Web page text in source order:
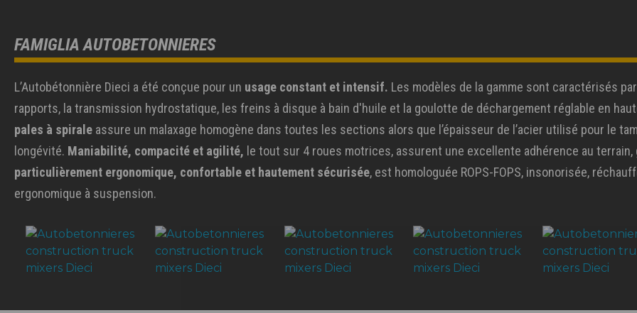
FAMIGLIA AUTOBETONNIERES
L’Autobétonnière Dieci a été conçue pour un usage constant et intensif. Les modèles de la gamme sont caractérisés
rapports, la transmission hydrostatique, les freins à disque à bain d'huile et la goulotte de déchargement réglable en
pales à spirale assure un malaxage homogène dans toutes les sections alors que l’épaisseur de l’acier utilisé pour le
longévité. Maniabilité, compacité et agilité, le tout sur 4 roues motrices, assurent une excellente adhérence au
particulièrement ergonomique, confortable et hautement sécurisée, est homologuée ROPS-FOPS, insonorisée,
ergonomique à suspension.